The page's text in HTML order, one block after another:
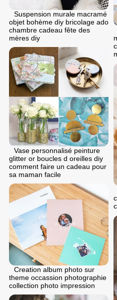
Suspension murale macramé
objet bohème diy bricolage ado
chambre cadeau fête des
mères diy
Vase personnalisé peinture
glitter or boucles d oreilles diy
comment faire un cadeau pour
sa maman facile
Creation album photo sur
theme occassion photographie
collection photo impression